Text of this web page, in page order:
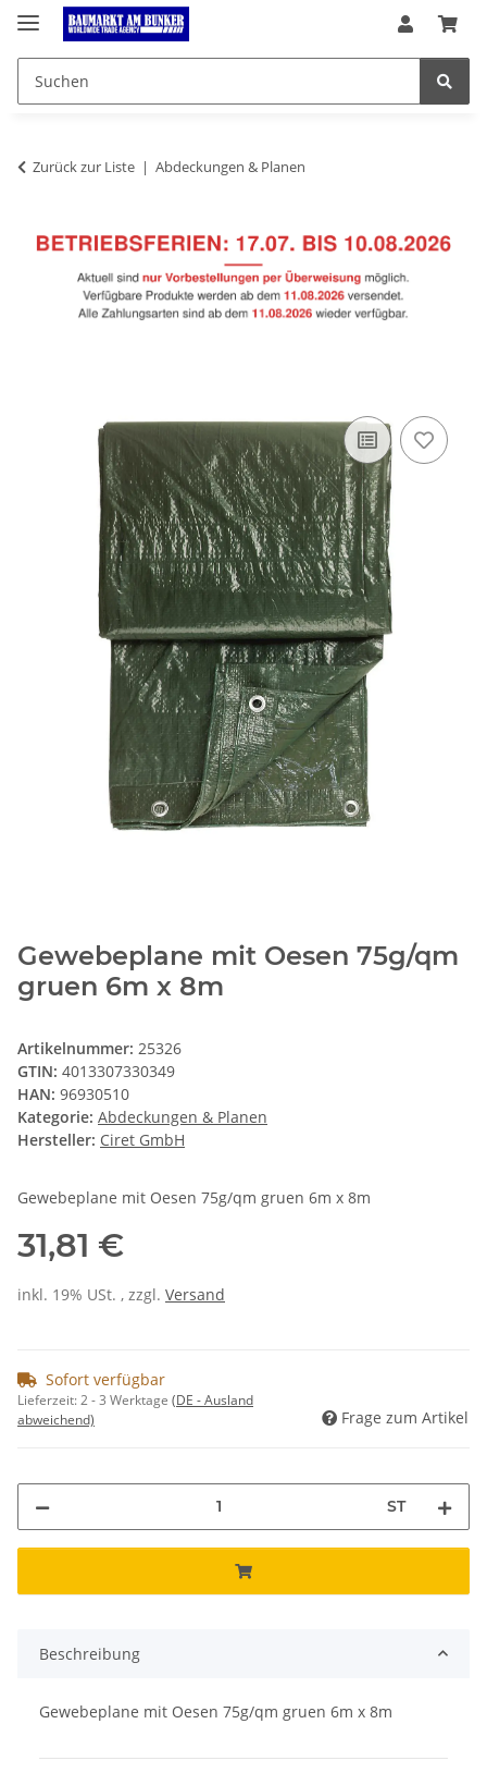
Zurück zur Liste Abdeckungen & Planen
Gewebeplane mit Oesen 75g/qm
gruen 6m x 8m
Artikelnummer: 25326
GTIN: 4013307330349
HAN: 96930510
Kategorie: Abdeckungen & Planen
Hersteller: Ciret GmbH
Gewebeplane mit Oesen 75g/qm gruen 6m x 8m
31,81 €
inkl. 19% USt. , zzgl. Versand
Sofort verfügbar
Lieferzeit:2 - 3 Werktage (DE - Ausland
abweichend)
Frage zum Artikel
ST
Beschreibung
Gewebeplane mit Oesen 75g/qm gruen 6m x 8m